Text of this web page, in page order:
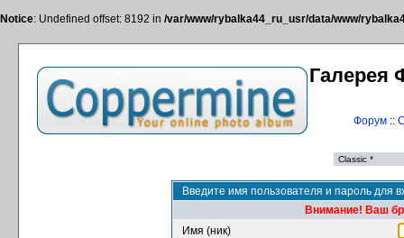
Notice: Undefined offset: 8192 in /var/www/rybalka44_ru_usr/data/www/
Галерея
Форум::
Введите имя пользователя и пароль для
Внимание! Ваш
Имя (ник)